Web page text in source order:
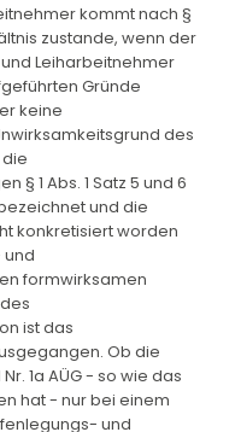
kommt nach §
zustande, wenn der
Leiharbeitnehmer
Gründe
keine
des
die
§ 1 Abs. 1 Satz 5 und 6
und die
konkretisiert worden
und
formwirksamen
ist das
Ob die
1a AÜG - so wie das
hat - nur bei einem
und